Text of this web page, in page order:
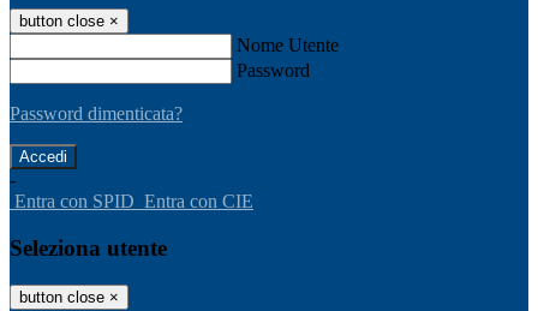
button close ×
Nome Utente
Password
Password dimenticata?
-
Entra con SPID Entra con CIE
Seleziona utente
button close ×